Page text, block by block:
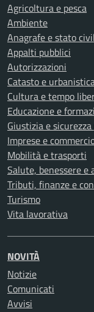
Agricoltura e pesca
Ambiente
Anagrafe e stato
Appalti pubblici
Autorizzazioni
Catasto e
Cultura e tempo
Educazione e
Giustizia e
Imprese e
Mobilità e trasporti
Salute, benessere e
Tributi, finanze e
Turismo
Vita lavorativa
NOVITÀ
Notizie
Comunicati
Avvisi